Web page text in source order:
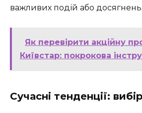
важливих подій або досягнень.
Як перевірити акційну
Київстар: покрокова
Сучасні тенденції: